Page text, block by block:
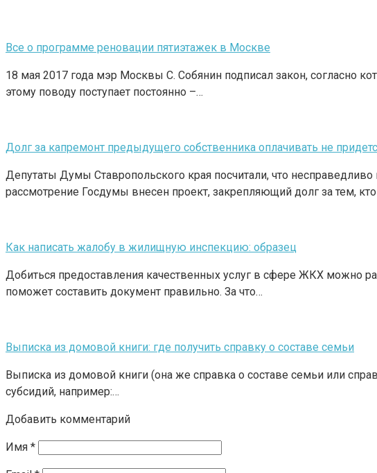
Все о программе реновации пятиэтажек в Москве
18 мая 2017 года мэр Москвы С. Собянин подписал закон, согласно
этому поводу поступает постоянно –…
Долг за капремонт предыдущего собственника оплачивать не
Депутаты Думы Ставропольского края посчитали, что
рассмотрение Госдумы внесен проект, закрепляющий долг за тем,
Как написать жалобу в жилищную инспекцию: образец
Добиться предоставления качественных услуг в сфере ЖКХ можно
поможет составить документ правильно. За что…
Выписка из домовой книги: где получить справку о составе семьи
Выписка из домовой книги (она же справка о составе семьи или
субсидий, например:…
Добавить комментарий
Имя *